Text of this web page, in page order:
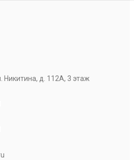
Никитина, д. 112А, 3 этаж